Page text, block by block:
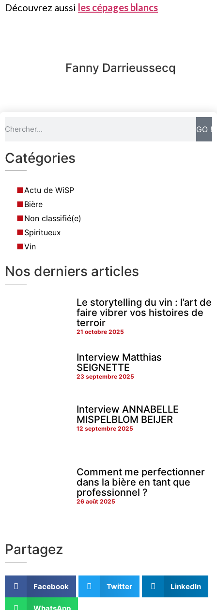
Découvrez aussi les cépages blancs
Fanny Darrieussecq
GO !
Catégories
Actu de WiSP
Bière
Non classifié(e)
Spiritueux
Vin
Nos derniers articles
Le storytelling du vin : l’art de
faire vibrer vos histoires de
terroir
21 octobre 2025
Interview Matthias
SEIGNETTE
23 septembre 2025
Interview ANNABELLE
MISPELBLOM BEIJER
12 septembre 2025
Comment me perfectionner
dans la bière en tant que
professionnel ?
26 août 2025
Partagez
Facebook Twitter LinkedIn